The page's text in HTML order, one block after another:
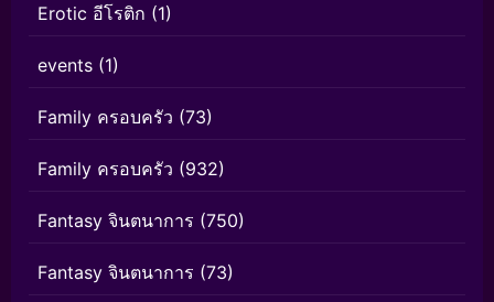
Erotic อีโรติก (1)
events (1)
Family ครอบครัว (73)
Family ครอบครัว (932)
Fantasy จินตนาการ (750)
Fantasy จินตนาการ (73)